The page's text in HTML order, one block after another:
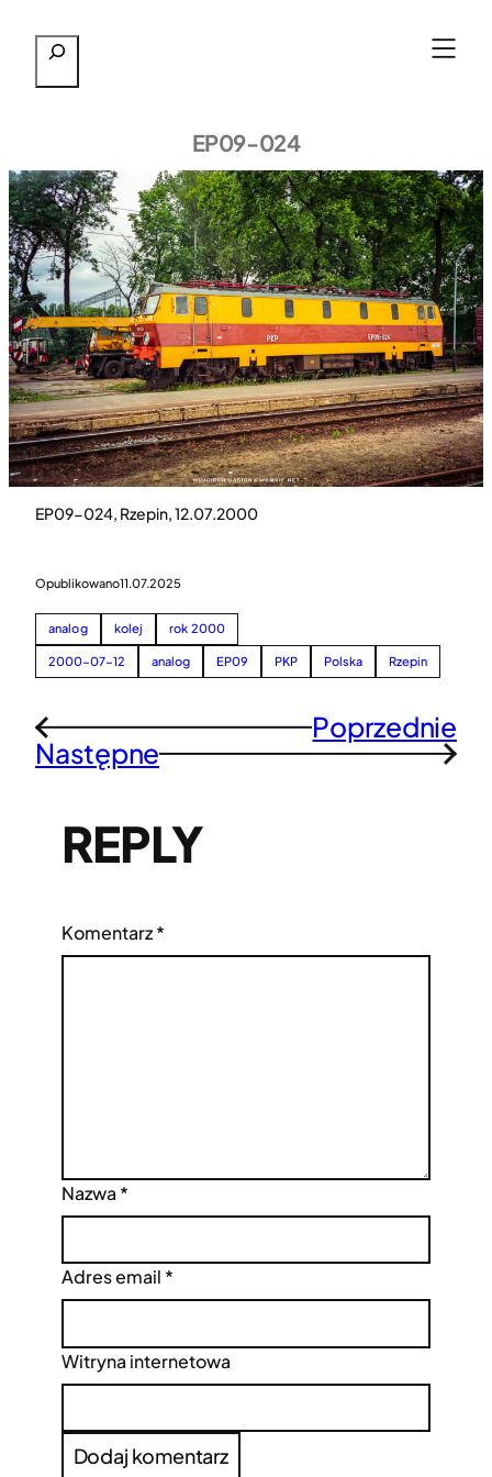
treści
Szukaj
EP09-024
EP09-024, Rzepin, 12.07.2000
Opublikowano11.07.2025
analog kolej rok 2000
2000-07-12 analog EP09 PKP Polska Rzepin
← Poprzednie
Następne →
REPLY
Komentarz*
Nazwa *
Adres email *
Witryna internetowa